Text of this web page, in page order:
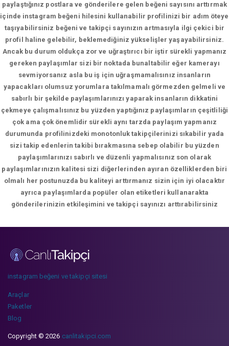
paylaştığınız postlara ve gönderilere gelen beğeni sayısını arttırmak
içinde instagram beğeni hilesini kullanabilir profilinizi bir adım öteye
taşıyabilirsiniz beğeni ve takipçi sayınızın artmasıyla ilgi çekici bir
profil haline gelebilir, beklemediğiniz yükselişler yaşayabilirsiniz.
Ancak bu durum oldukça zor ve uğraştırıcı bir iştir sürekli yapmanız
gereken paylaşımlar sizi bir noktada bunaltabilir eğer kamerayı
sevmiyorsanız asla bu iş için uğraşmamalısınız insanların
yapacakları olumsuz yorumlara takılmamalı görmezden gelmeli ve
sabırlı bir şekilde paylaşımlarınızı yaparak insanların dikkatini
çekmeye çalışmalısınız bu yüzden yaptığınız paylaşımların çeşitliliği
çok ama çok önemlidir sürekli aynı tarzda paylaşım yapmanız
durumunda profilinizdeki monotonluk takipçilerinizi sıkabilir yada
sizi takip edenlerin takibi bırakmasına sebep olabilir bu yüzden
paylaşımlarınızı sabırlı ve düzenli yapmalısınız son olarak
paylaşımlarınızın kalitesi sizi diğerlerinden ayıran özelliklerden biri
olmalı her postunuzda bu kaliteyi arttırmanız sizin için iyi olacaktır
ayrıca paylaşımlarda popüler olan etiketleri kullanarakta
gönderilerinizin etkileşimini ve takipçi sayınızı arttırabilirsiniz
instagram beğeni ve takipçi sitesi
Araçlar
Paketler
Blog
Copyright © 2026 canlitakipci.com